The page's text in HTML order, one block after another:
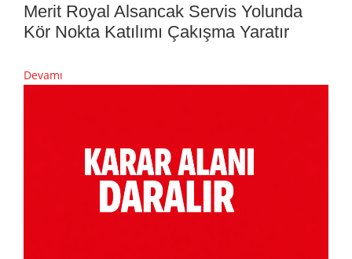
Merit Royal Alsancak Servis Yolunda
Kör Nokta Katılımı Çakışma Yaratır
Devamı